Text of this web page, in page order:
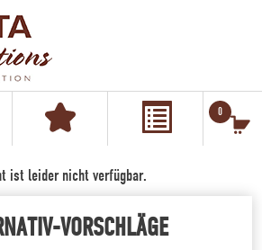
0
ist leider nicht verfügbar.
VORSCHLÄGE